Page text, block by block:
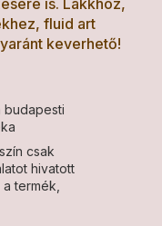
is. Lakkhoz,
fluid art
keverhető!
budapesti
csak
hivatott
termék,